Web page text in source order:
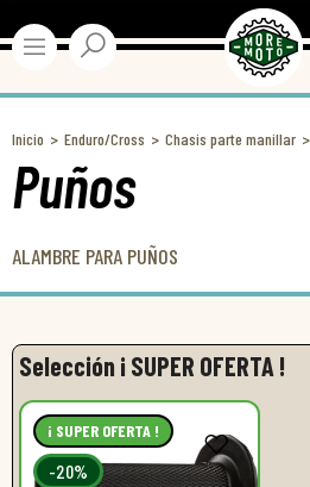
Inicio Enduro/Cross Chasis parte manillar
Puños
ALAMBRE PARA PUÑOS
Selección ¡ SUPER OFERTA !
¡ SUPER OFERTA !
-20%